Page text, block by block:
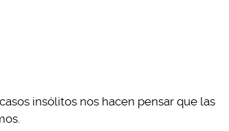
insólitos nos hacen pensar que las